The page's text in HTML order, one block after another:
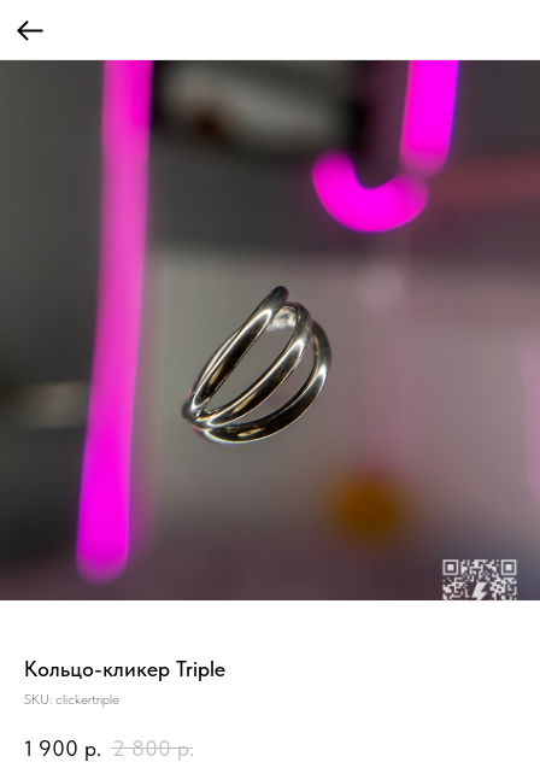
Кольцо-кликер Triple
SKU: clickertriple
1 900 р. 2 800 р.